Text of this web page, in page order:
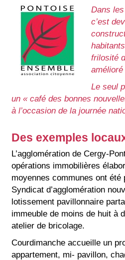
Dans
c’est
frilosité
Le seul
un « café des bonnes
à l’occasion de la journée
Des exemples
L’agglomération de Cergy-
opérations immobilières
moyennes communes ont
Syndicat d’agglomération
lotissement pavillonnaire
immeuble de moins de huit à
atelier de bricolage.
Courdimanche accueille un
appartement, mi- pavillon,